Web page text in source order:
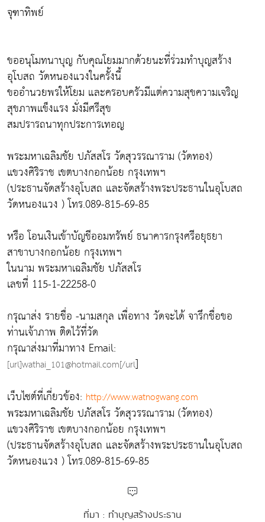
จุฑาทิพย์
ขออนุโมทนาบุญ กับคุณโยมมากด้วยนะที่ร่วมทำบุญสร้าง
อุโบสถ วัดหนองแวงในครั้งนี้
ขออำนวยพรให้โยม และครอบครัวมีแต่ความสุขความเจริญ
สุขภาพแข็งแรง มั่งมีศรีสุข
สมปรารถนาทุกประการเทอญ
พระมหาเฉลิมชัย ปภัสสโร วัดสุวรรณาราม (วัดทอง)
แขวงศิริราช เขตบางกอกน้อย กรุงเทพฯ
(ประธานจัดสร้างอุโบสถ และจัดสร้างพระประธานในอุโบสถ
วัดหนองแวง ) โทร.089-815-69-85
หรือ โอนเงินเข้าบัญชีออมทรัพย์ ธนาคารกรุงศรีอยุธยา
สาขาบางกอกน้อย กรุงเทพฯ
ในนาม พระมหาเฉลิมชัย ปภัสสโร
เลขที่ 115-1-22258-0
กรุณาส่ง รายชื่อ -นามสกุล เพื่อทาง วัดจะได้ จารึกชื่อขอ
ท่านเจ้าภาพ ติดไว้ที่วัด
กรุณาส่งมาที่มาทาง Email:
[url]wathai_101@hotmail.com[/url]
เว็บไซต์ที่เกี่ยวข้อง: http://www.watnogwang.com
พระมหาเฉลิมชัย ปภัสสโร วัดสุวรรณาราม (วัดทอง)
แขวงศิริราช เขตบางกอกน้อย กรุงเทพฯ
(ประธานจัดสร้างอุโบสถ และจัดสร้างพระประธานในอุโบสถ
วัดหนองแวง ) โทร.089-815-69-85
ที่มา : ทำบุญสร้างประธาน